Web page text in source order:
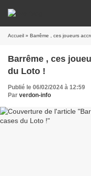
Accueil » Barrême , ces joueurs
Barrême , ces
du Loto !
Publié le 06/02/2024 à 12:59
Par verdon-info